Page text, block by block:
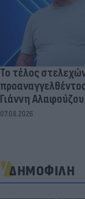
Το τέλος
Γιάννη Αλαφούζου
07.08.2026
ΔΗΜΟΦΙΛΗ